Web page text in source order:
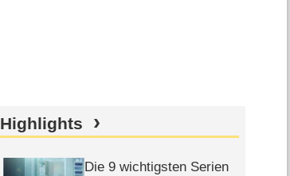
Highlights
Die 9 wichtigsten Serien